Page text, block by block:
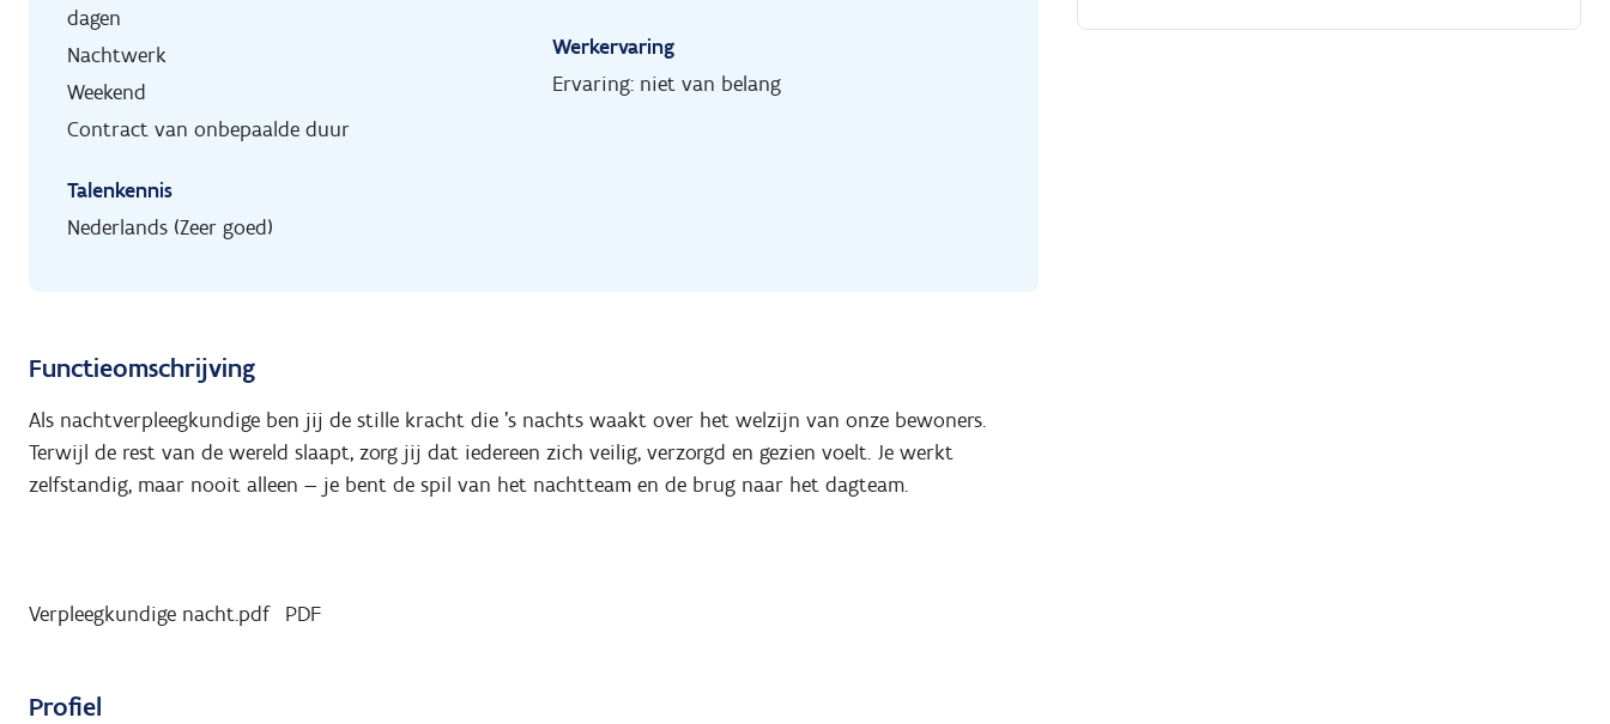
dagen
Nachtwerk
Weekend
Contract van onbepaalde duur
Talenkennis
Nederlands (Zeer goed)
Werkervaring
Ervaring: niet van belang
Functieomschrijving
Als nachtverpleegkundige ben jij de stille kracht die 's nachts waakt over het welzijn van onze bewoners.
Terwijl de rest van de wereld slaapt, zorg jij dat iedereen zich veilig, verzorgd en gezien voelt. Je werkt
zelfstandig, maar nooit alleen — je bent de spil van het nachtteam en de brug naar het dagteam.
Verpleegkundige nacht.pdf PDF
Profiel